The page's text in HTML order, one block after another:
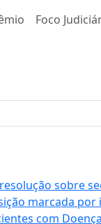
Foco
sobre
marcada
com